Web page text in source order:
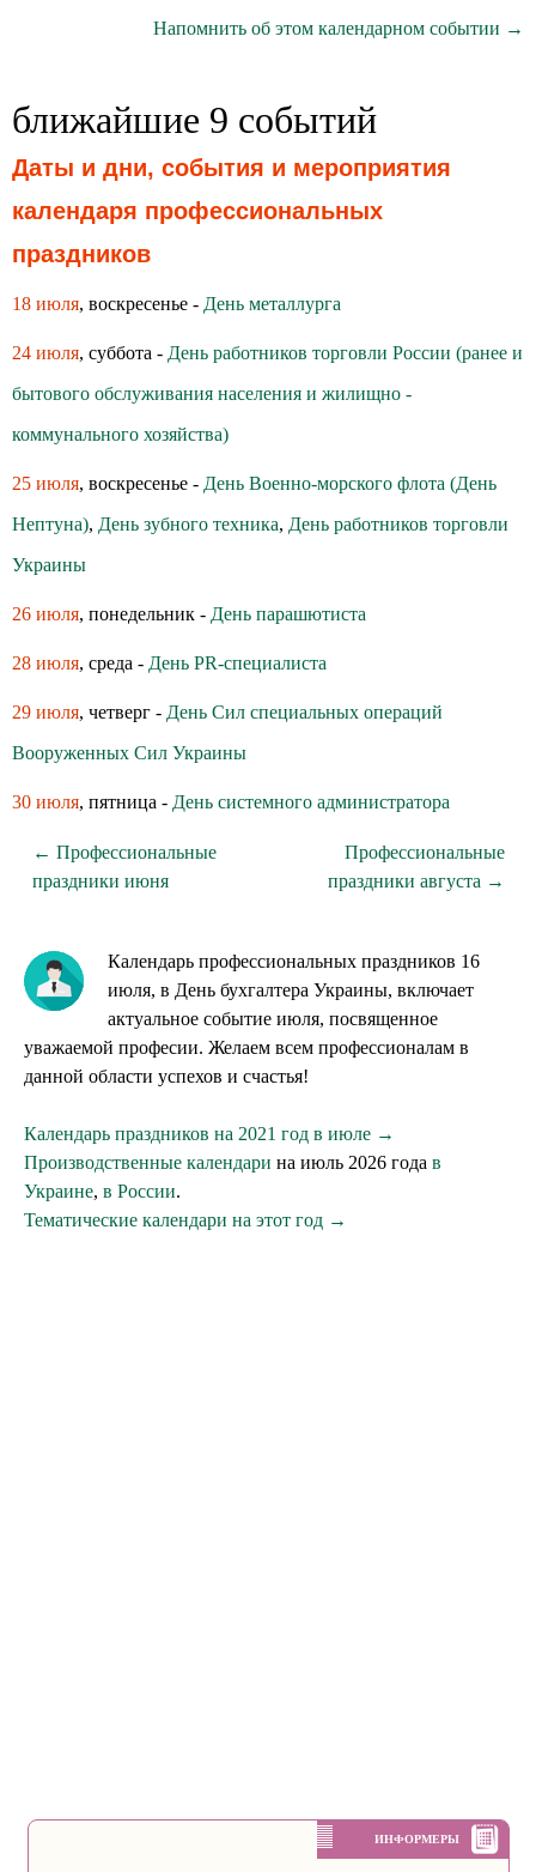
Напомнить об этом календарном событии →
ближайшие 9 событий
Даты и дни, события и мероприятия
календаря профессиональных
праздников
18 июля, воскресенье - День металлурга
24 июля, суббота - День работников торговли России (ранее и
бытового обслуживания населения и жилищно -
коммунального хозяйства)
25 июля, воскресенье - День Военно-морского флота (День
Нептуна), День зубного техника, День работников торговли
Украины
26 июля, понедельник - День парашютиста
28 июля, среда - День PR-специалиста
29 июля, четверг - День Сил специальных операций
Вооруженных Сил Украины
30 июля, пятница - День системного администратора
← Профессиональные
праздники июня
Профессиональные
праздники августа →
Календарь профессиональных праздников 16
июля, в День бухгалтера Украины, включает
актуальное событие июля, посвященное
уважаемой професии. Желаем всем профессионалам в
данной области успехов и счастья!
Календарь праздников на 2021 год в июле →
Производственные календари на июль 2026 года в
Украине, в России.
Тематические календари на этот год →
ИНФОРМЕРЫ